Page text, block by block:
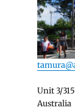
Unit 3/
Australia